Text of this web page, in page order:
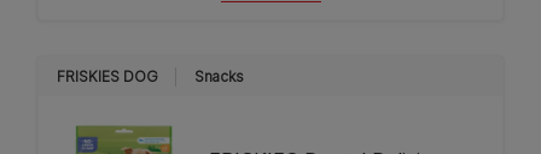
FRISKIES DOG Snacks